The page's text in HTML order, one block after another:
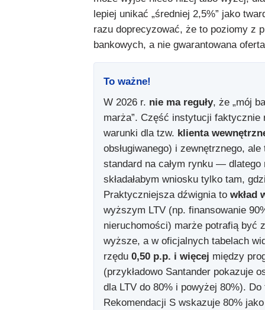
lepiej unikać „średniej 2,5%” jako
razu doprecyzować, że to poziomy z
bankowych, a nie gwarantowana
To ważne!
W 2026 r. nie ma reguły, że „mój
marża”. Część instytucji faktycznie
warunki dla tzw. klienta
obsługiwanego) i zewnętrznego,
standard na całym rynku — dlatego
składałabym wniosku tylko tam,
Praktyczniejsza dźwignia to wkład
wyższym LTV (np. finansowanie
nieruchomości) marże potrafią być
wyższe, a w oficjalnych tabelach
rzędu 0,50 p.p. i więcej między
(przykładowo Santander pokazuje
dla LTV do 80% i powyżej 80%). Do
Rekomendacji S wskazuje 80%